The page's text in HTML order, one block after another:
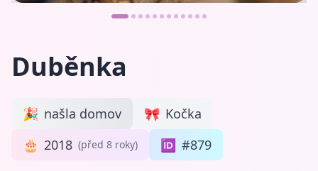
Duběnka
🎉 našla domov 🎀 Kočka
🎂 2018 (před 8 roky) 🆔 #879